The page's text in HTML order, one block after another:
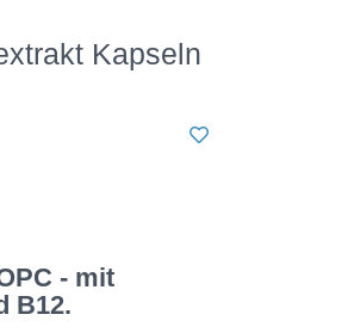
Kapseln
- mit
B12.